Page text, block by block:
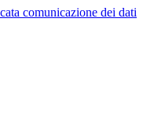
comunicazione dei dati